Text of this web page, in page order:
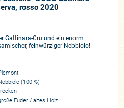
Rotwein, voller Finesse und
Gebieten Barolo und
zunehmend
Mehr denn je schielen viele
und sehen hier so etwas wie
des Nebbiolo in Zeiten des
galt Gattinara schon vor
und anerkannte Weinregion
Römer betrieben hier
rosso 2020
Gattinara-Cru und ein enorm
feinwürziger Nebbiolo!
(100 %)
Fuder / altes Holz